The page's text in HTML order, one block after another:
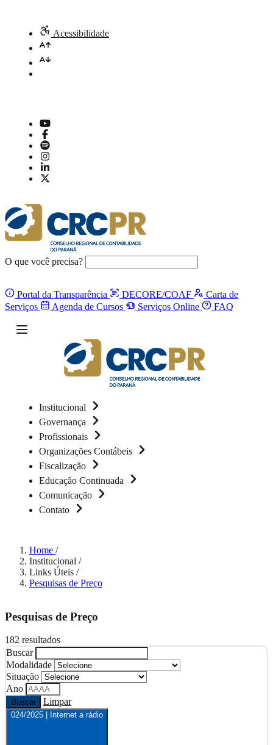
Acessibilidade
O que você precisa?
Portal da Transparência DECORE/COAF
Carta de
Serviços
Agenda de Cursos Serviços Online FAQ
Institucional
Governança
Profissionais
Organizações Contábeis
Fiscalização
Educação Continuada
Comunicação
Contato
Home /
Institucional /
Links Úteis /
Pesquisas de Preço
Pesquisas de Preço
182 resultados
Buscar
Modalidade
Situação
Ano
Buscar Limpar
024/2025 | Internet a rádio